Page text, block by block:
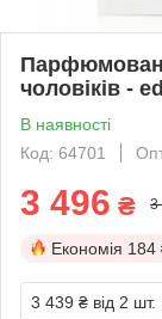
чоловіків -
В наявності
Код: 64701
3 496 ₴ 3
Економія 184
3 439 ₴ від 2 шт.